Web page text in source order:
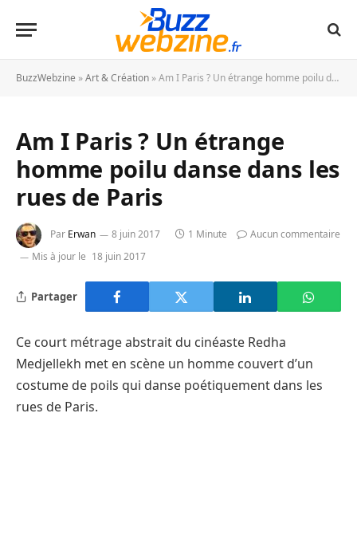
BuzzWebzine »Art & Création »Am I Paris ? Un étrange homme poilu danse dans les rues de Paris
Am I Paris ? Un étrange
homme poilu danse dans les
rues de Paris
Par Erwan 8 juin 2017 1 Minute
Aucun commentaire
Mis à jour le 18 juin 2017
Partager
Ce court métrage abstrait du cinéaste Redha
Medjellekh met en scène un homme couvert d’un
costume de poils qui danse poétiquement dans les
rues de Paris.